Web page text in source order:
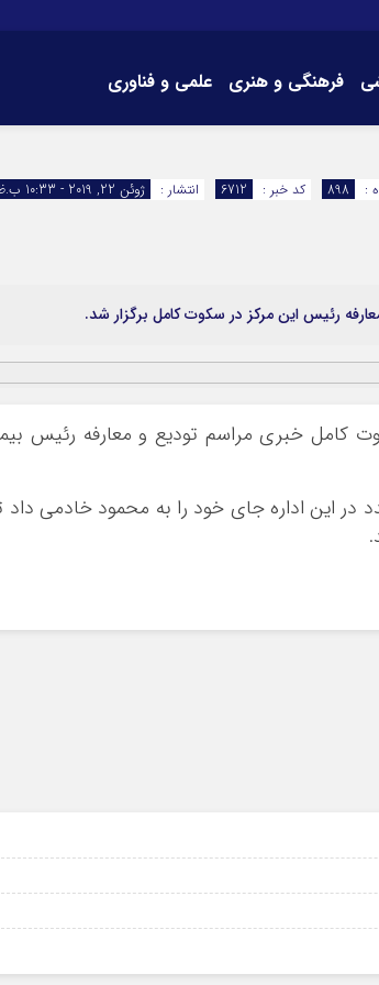
فرهنگی و هنری علمی و فناوری
انتشار :
ژوئن 22, 2019 - 10:33 ب.ظ کد خبر : 6712 :
898
رئیس این مرکز در سکوت کامل برگزار شد.
کامل خبری مراسم تودیع و معارفه رئیس
پس از ۵ ماه مدیریت مجدد در این اداره جای خود را به محمود خادمی داد